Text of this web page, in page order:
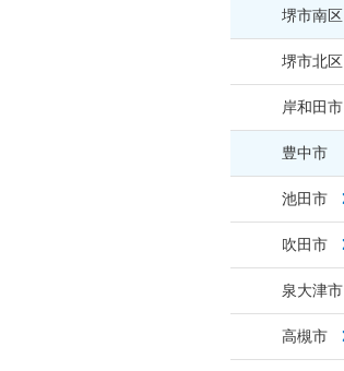
堺市南区
堺市北区
岸和田市
豊中市
池田市
吹田市
泉大津市
高槻市